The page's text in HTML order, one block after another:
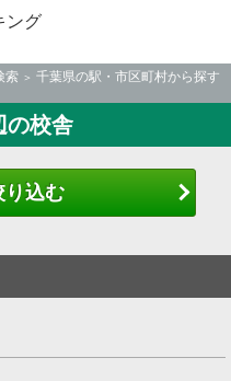
ング
索
千葉県の駅・市区町村から探す
の校舎
り込む